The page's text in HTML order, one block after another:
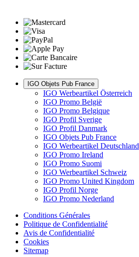
IGO Objets Pub France
IGO Werbeartikel Österreich
IGO Promo België
IGO Promo Belgique
IGO Profil Sverige
IGO Profil Danmark
IGO Objets Pub France
IGO Werbeartikel Deutschland
IGO Promo Ireland
IGO Promo Suomi
IGO Werbeartikel Schweiz
IGO Promo United Kingdom
IGO Profil Norge
IGO Promo Nederland
Conditions Générales
Politique de Confidentialité
Avis de Confidentialité
Cookies
Sitemap